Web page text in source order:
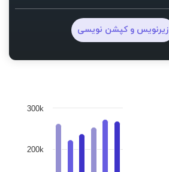
زیرنویس و کپشن نویسی
200k
300k